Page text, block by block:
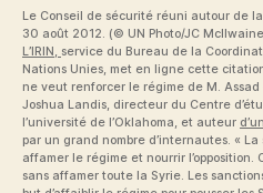
Le Conseil de sécurité réuni autour de
30 août 2012. (© UN Photo/JC
L’IRIN, service du Bureau de la
Nations Unies, met en ligne cette
ne veut renforcer le régime de M.
Joshua Landis, directeur du Centre
l’université de l’Oklahoma, et auteur
par un grand nombre d’internautes. «
affamer le régime et nourrir l’opposition.
sans affamer toute la Syrie. Les